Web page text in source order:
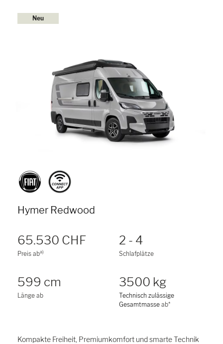
Neu
Hymer Redwood
65.530 CHF
Preis aba)
2 - 4
Schlafplätze
599 cm
Länge ab
3500 kg
Technisch zulässige
Gesamtmasse ab*
Kompakte Freiheit, Premiumkomfort und smarte Technik